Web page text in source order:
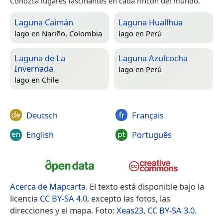
Laguna Caimán
lago en Nariño, Colombia
Laguna Huallhua
lago en Perú
Laguna de La
Invernada
lago en Chile
Laguna Azulcocha
lago en Perú
Deutsch
English
Français
Português
Acerca de Mapcarta. El texto está disponible bajo la
licencia CC BY-SA 4.0, excepto las fotos, las
direcciones y el mapa. Foto:Xeas23, CC BY-SA 3.0.